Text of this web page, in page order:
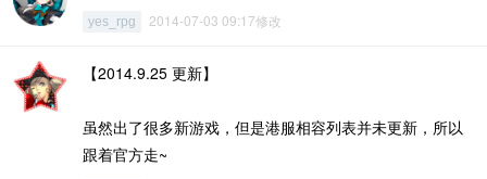
yes_rpg 2014-07-03 09:17修改
【2014.9.25 更新】
虽然出了很多新游戏，但是港服相容列表并未更新，所以
跟着官方走~